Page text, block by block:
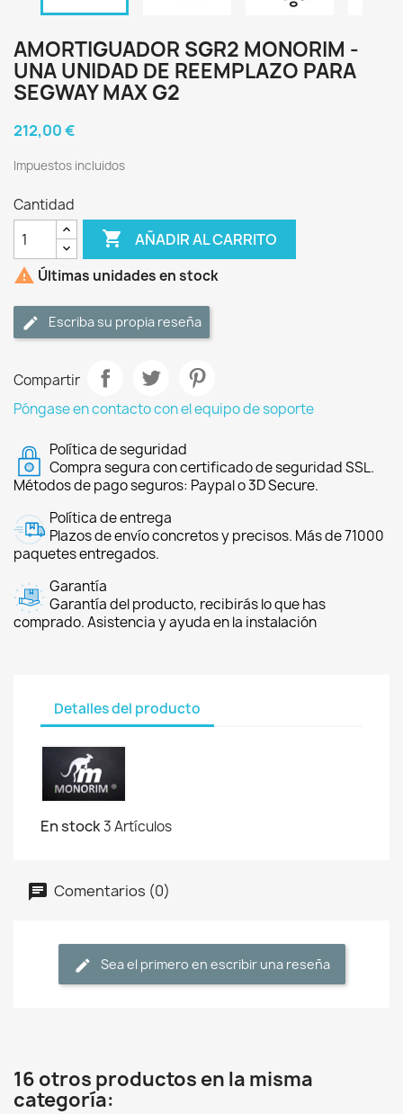
AMORTIGUADOR SGR2 MONORIM -
UNA UNIDAD DE REEMPLAZO PARA
SEGWAY MAX G2
212,00 €
Impuestos incluidos
Cantidad
 AÑADIR AL CARRITO
 Últimas unidades en stock
Escriba su propia reseña
Compartir
Póngase en contacto con el equipo de soporte
Política de seguridad
Compra segura con certificado de seguridad SSL.
Métodos de pago seguros: Paypal o 3D Secure.
Política de entrega
Plazos de envío concretos y precisos. Más de 71000
paquetes entregados.
Garantía
Garantía del producto, recibirás lo que has
comprado. Asistencia y ayuda en la instalación
Detalles del producto
En stock3 Artículos
Comentarios (0)
Sea el primero en escribir una reseña
16 otros productos en la misma
categoría: